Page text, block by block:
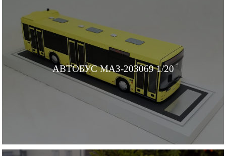
АВТОБУС МАЗ-203069 1/20